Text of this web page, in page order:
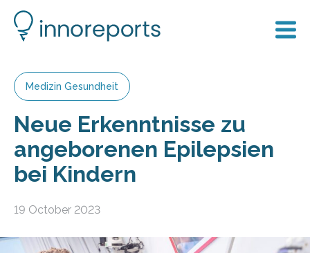
Medizin Gesundheit
Neue Erkenntnisse zu
angeborenen Epilepsien
bei Kindern
19 October 2023